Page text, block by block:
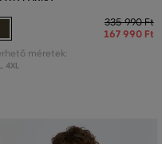
335 990 Ft
167 990 Ft
méretek:
4XL